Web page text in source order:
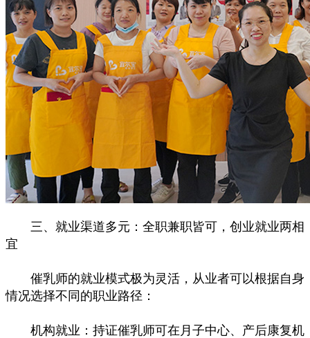
三、就业渠道多元：全职兼职皆可，创业就业两相
宜
催乳师的就业模式极为灵活，从业者可以根据自身
情况选择不同的职业路径：
机构就业：持证催乳师可在月子中心、产后康复机